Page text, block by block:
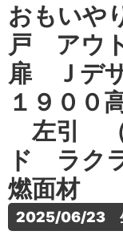
おもいや
戸 アウ
扉 Ｊデ
１９００
左引 （
ド ラク
燃面材
2025/06/23　